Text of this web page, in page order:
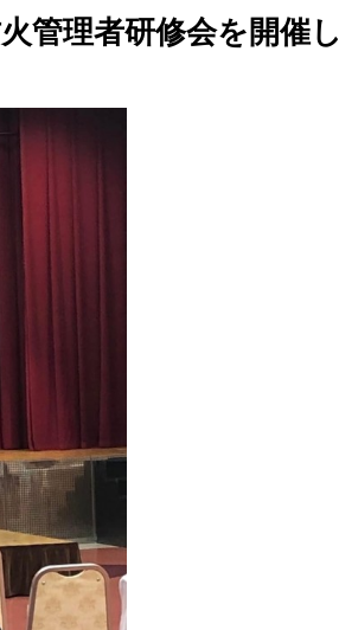
管理者研修会を開催し